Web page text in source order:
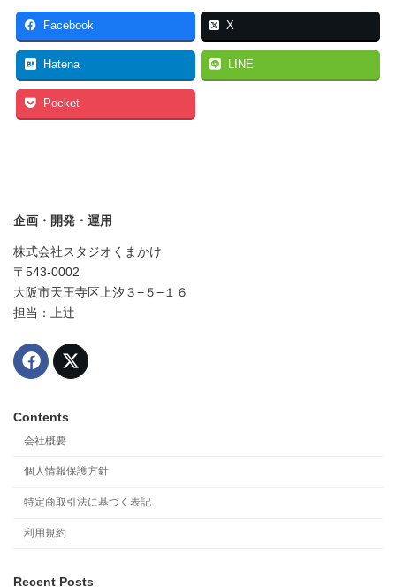
Facebook X
Hatena LINE
Pocket
企画・開発・運用
株式会社スタジオくまかけ
〒543-0002
大阪市天王寺区上汐３−５−１６
担当：上辻
Contents
会社概要
個人情報保護方針
特定商取引法に基づく表記
利用規約
Recent Posts